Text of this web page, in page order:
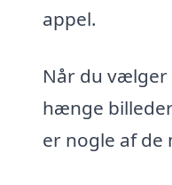
appel.
Når du
hænge
er nogle af de